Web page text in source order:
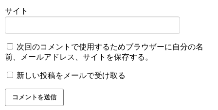
サイト
次回のコメントで使用するためブラウザーに自分の名
前、メールアドレス、サイトを保存する。
新しい投稿をメールで受け取る